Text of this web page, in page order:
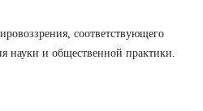
соответствующего
науки и общественной практики.